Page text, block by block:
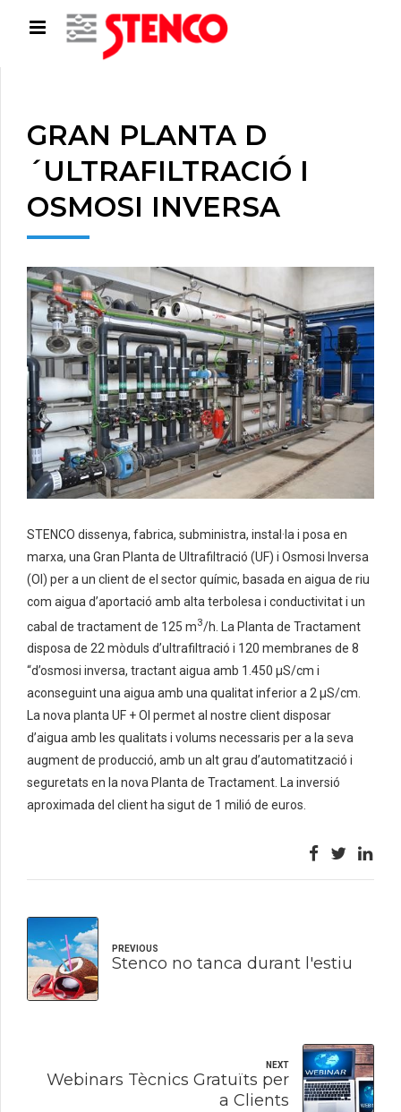
GRAN PLANTA D
´ULTRAFILTRACIÓ I
OSMOSI INVERSA
STENCO dissenya, fabrica, subministra, instal·la i posa en
marxa, una Gran Planta de Ultrafiltració (UF) i Osmosi Inversa
(OI) per a un client de el sector químic, basada en aigua de riu
com aigua d’aportació amb alta terbolesa i conductivitat i un
cabal de tractament de 125 m3/h. La Planta de Tractament
disposa de 22 mòduls d’ultrafiltració i 120 membranes de 8
“d’osmosi inversa, tractant aigua amb 1.450 μS/cm i
aconseguint una aigua amb una qualitat inferior a 2 μS/cm.
La nova planta UF + OI permet al nostre client disposar
d’aigua amb les qualitats i volums necessaris per a la seva
augment de producció, amb un alt grau d’automatització i
seguretats en la nova Planta de Tractament. La inversió
aproximada del client ha sigut de 1 milió de euros.
PREVIOUS
Stenco no tanca durant l'estiu
NEXT
Webinars Tècnics Gratuïts per
a Clients